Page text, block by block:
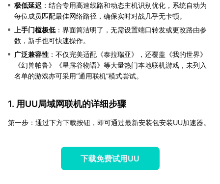
极低延迟 ：结合专用高速线路和动态主机识别优化，系统自动为
每位成员匹配最佳网络路径，确保实时对战几乎无卡顿。
上手门槛极低 ：界面简洁明了，无需设置端口转发或更改路由参
数，新手也可快速操作。
广泛兼容性 ：不仅完美适配《泰拉瑞亚》，还覆盖《我的世界》
《幻兽帕鲁》《星露谷物语》等大量热门本地联机游戏，未列入
名单的游戏亦可采用“通用联机”模式尝试。
1. 用UU局域网联机的详细步骤
第一步：通过下方下载按钮，即可通过最新安装包安装UU加速器。
下载免费试用UU